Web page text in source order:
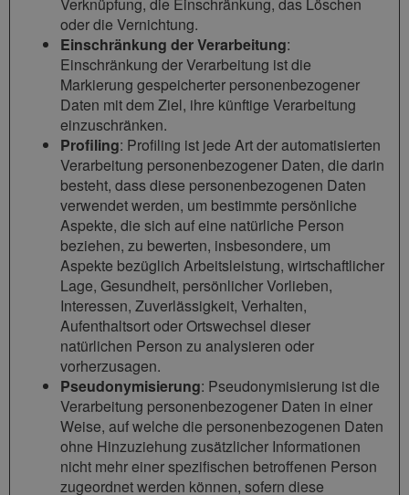
oder die Vernichtung.
Einschränkung der Verarbeitung:
Einschränkung der Verarbeitung ist die
Markierung gespeicherter personenbezogener
Daten mit dem Ziel, ihre künftige Verarbeitung
einzuschränken.
Profiling: Profiling ist jede Art der automatisierten
Verarbeitung personenbezogener Daten, die darin
besteht, dass diese personenbezogenen Daten
verwendet werden, um bestimmte persönliche
Aspekte, die sich auf eine natürliche Person
beziehen, zu bewerten, insbesondere, um
Aspekte bezüglich Arbeitsleistung, wirtschaftlicher
Lage, Gesundheit, persönlicher Vorlieben,
Interessen, Zuverlässigkeit, Verhalten,
Aufenthaltsort oder Ortswechsel dieser
natürlichen Person zu analysieren oder
vorherzusagen.
Pseudonymisierung: Pseudonymisierung ist die
Verarbeitung personenbezogener Daten in einer
Weise, auf welche die personenbezogenen Daten
ohne Hinzuziehung zusätzlicher Informationen
nicht mehr einer spezifischen betroffenen Person
zugeordnet werden können, sofern diese